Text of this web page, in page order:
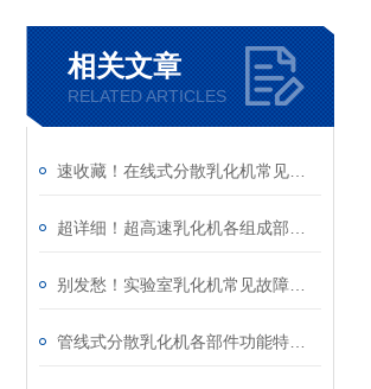
相关文章
RELATED ARTICLES